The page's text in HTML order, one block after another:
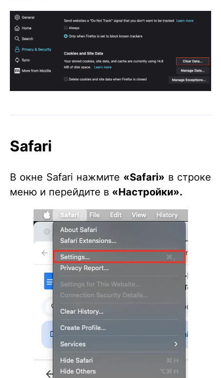
Safari
В окне Safari нажмите «Safari» в строке
меню и перейдите в «Настройки».